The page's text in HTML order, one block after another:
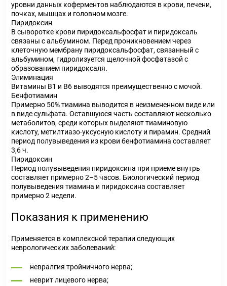
уровни данных коферментов наблюдаются в крови, печени,
почках, мышцах и головном мозге.
Пиридоксин
В сыворотке крови пиридоксальфосфат и пиридоксаль
связаны с альбумином. Перед проникновением через
клеточную мембрану пиридоксальфосфат, связанный с
альбумином, гидролизуется щелочной фосфатазой с
образованием пиридоксаля.
Элиминация
Витамины В1 и В6 выводятся преимущественно с мочой.
Бенфотиамин
Примерно 50% тиамина выводится в неизмененном виде или
в виде сульфата. Оставшуюся часть составляют несколько
метаболитов, среди которых выделяют тиаминовую
кислоту, метилтиазо-уксусную кислоту и пирамин. Средний
период полувыведения из крови бенфотиамина составляет
3,6 ч.
Пиридоксин
Период полувыведения пиридоксина при приеме внутрь
составляет примерно 2–5 часов. Биологический период
полувыведения тиамина и пиридоксина составляет
примерно 2 недели.
Показания к применению
Применяется в комплексной терапии следующих
неврологических заболеваний:
невралгия тройничного нерва;
неврит лицевого нерва;